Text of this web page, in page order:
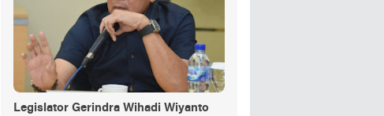
Legislator Gerindra Wihadi Wiyanto